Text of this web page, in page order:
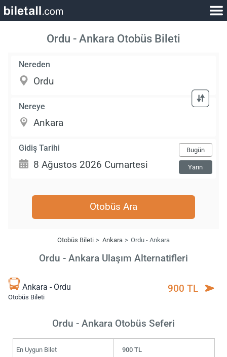
Ordu - Ankara Otobüs Bileti
Nereden
Nereye
Gidiş Tarihi Bugün
Yarın
Otobüs Ara
Otobüs Bileti Ankara Ordu - Ankara
Ordu - Ankara Ulaşım Alternatifleri
Ankara - Ordu
Otobüs Bileti
900 TL
Ordu - Ankara Otobüs Seferi
En Uygun Bilet 900 TL